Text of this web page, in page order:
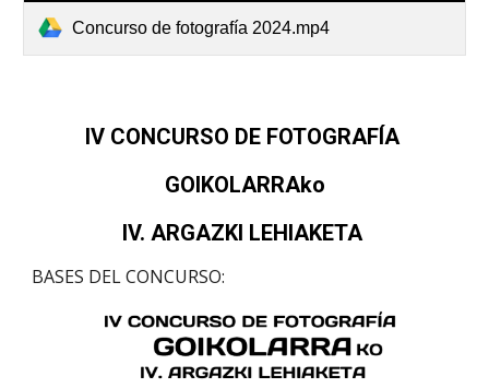
Concurso de fotografía 2024.mp4
IV CONCURSO DE FOTOGRAFÍA
GOIKOLARRAko
IV. ARGAZKI LEHIAKETA
BASES DEL CONCURSO: